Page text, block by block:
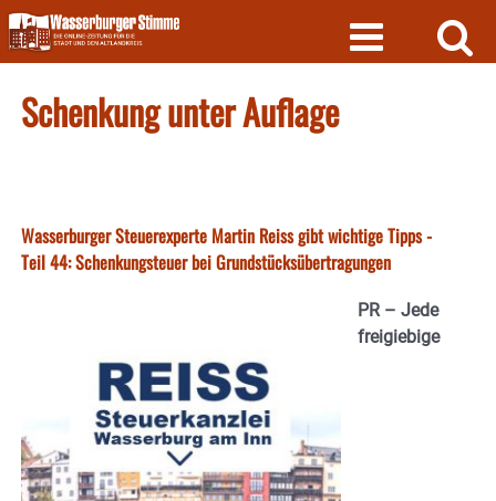
Skip
to
content
Schenkung unter Auflage
Wasserburger Steuerexperte Martin Reiss gibt wichtige Tipps -
Teil 44: Schenkungsteuer bei Grundstücksübertragungen
PR – Jede
freigiebige